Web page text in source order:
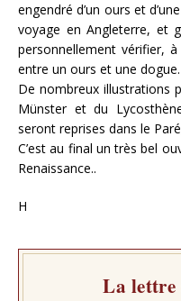
engendré d’un ours et
voyage en Angleterre, et
personnellement vérifier,
entre un ours et une
De nombreux illustrations
Münster et du
seront reprises dans le
C’est au final un très bel
Renaissance..
H
La